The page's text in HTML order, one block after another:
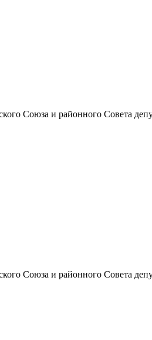
Союза и районного Совета
Союза и районного Совета